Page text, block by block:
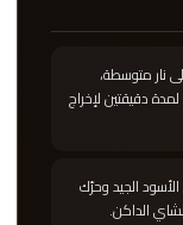
نار متوسطة،
دقيقتين لإخراج
الجيد وحرّك
الداكن.